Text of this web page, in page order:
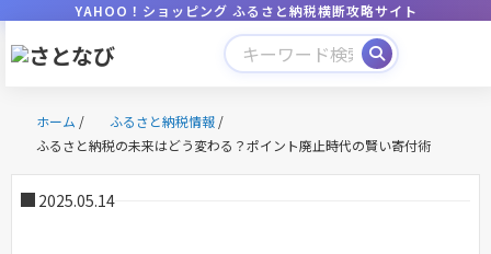
YAHOO！ショッピング ふるさと納税横断攻略サイト
ホーム / ふるさと納税情報 /
ふるさと納税の未来はどう変わる？ポイント廃止時代の賢い寄付術
2025.05.14